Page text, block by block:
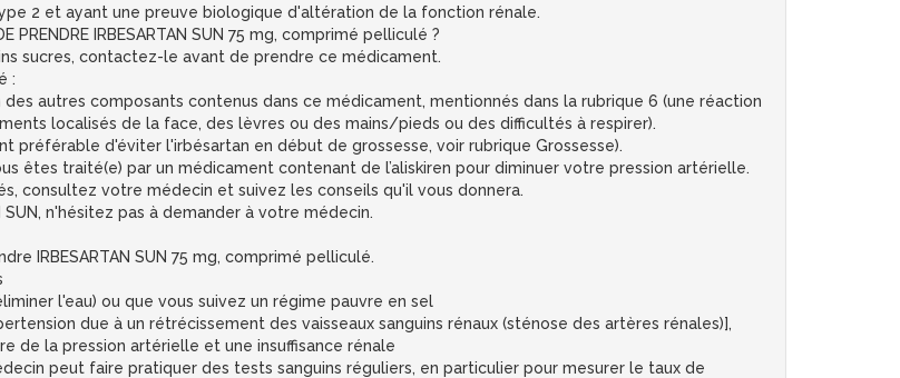
2 et ayant une preuve biologique d'altération de la fonction rénale.
PRENDRE IRBESARTAN SUN 75 mg, comprimé pelliculé ?
sucres, contactez-le avant de prendre ce médicament.
:
des autres composants contenus dans ce médicament, mentionnés dans la rubrique 6 (une réaction
localisés de la face, des lèvres ou des mains/pieds ou des difficultés à respirer).
préférable d'éviter l'irbésartan en début de grossesse, voir rubrique Grossesse).
êtes traité(e) par un médicament contenant de l’aliskiren pour diminuer votre pression artérielle.
consultez votre médecin et suivez les conseils qu'il vous donnera.
SUN, n'hésitez pas à demander à votre médecin.
IRBESARTAN SUN 75 mg, comprimé pelliculé.
l'eau) ou que vous suivez un régime pauvre en sel
due à un rétrécissement des vaisseaux sanguins rénaux (sténose des artères rénales)],
de la pression artérielle et une insuffisance rénale
peut faire pratiquer des tests sanguins réguliers, en particulier pour mesurer le taux de